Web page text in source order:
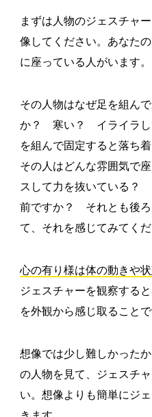
まずは人物のジェスチャ
像してください。あなた
に座っている人がいます。
その人物はなぜ足を組ん
か？ 寒い？ イライラし
を組んで固定すると落ち
その人はどんな雰囲気で
スして力を抜いている
前ですか？ それとも後
て、それを感じてみてくだ
心の有り様は体の動きや状
ジェスチャーを観察する
を外観から感じ取ることで
想像では少し難しかった
の人物を見て、ジェスチ
い。想像よりも簡単にジ